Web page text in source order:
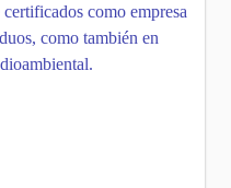
como empresa
como también en